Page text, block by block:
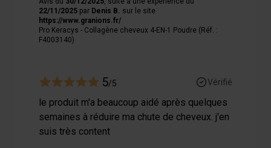
Les cookies nous permettent de personnaliser le contenu
et les annonces, afin de vous offrir des fonctionnalités
informations sur votre utilisation de notre site avec nos
qui peuvent combiner celles-ci avec des informations
autres que vous leur avez fournies par ailleurs ou
collectées lors de votre utilisation de leurs services.
22/11/2025 par Denis B.
sur le site
https://www.granions.fr/
Pro Keracys - Collagène cheveux 4-EN-1 Poudre (Réf. :
F4003140)
5/5 Vérifié
le produit m'a beaucoup aidé après quelques
semaines à réduire ma chute de cheveux. j'en
suis très content